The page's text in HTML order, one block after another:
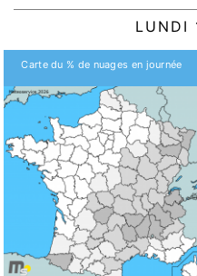
LUNDI
Carte du % de nuages en journée